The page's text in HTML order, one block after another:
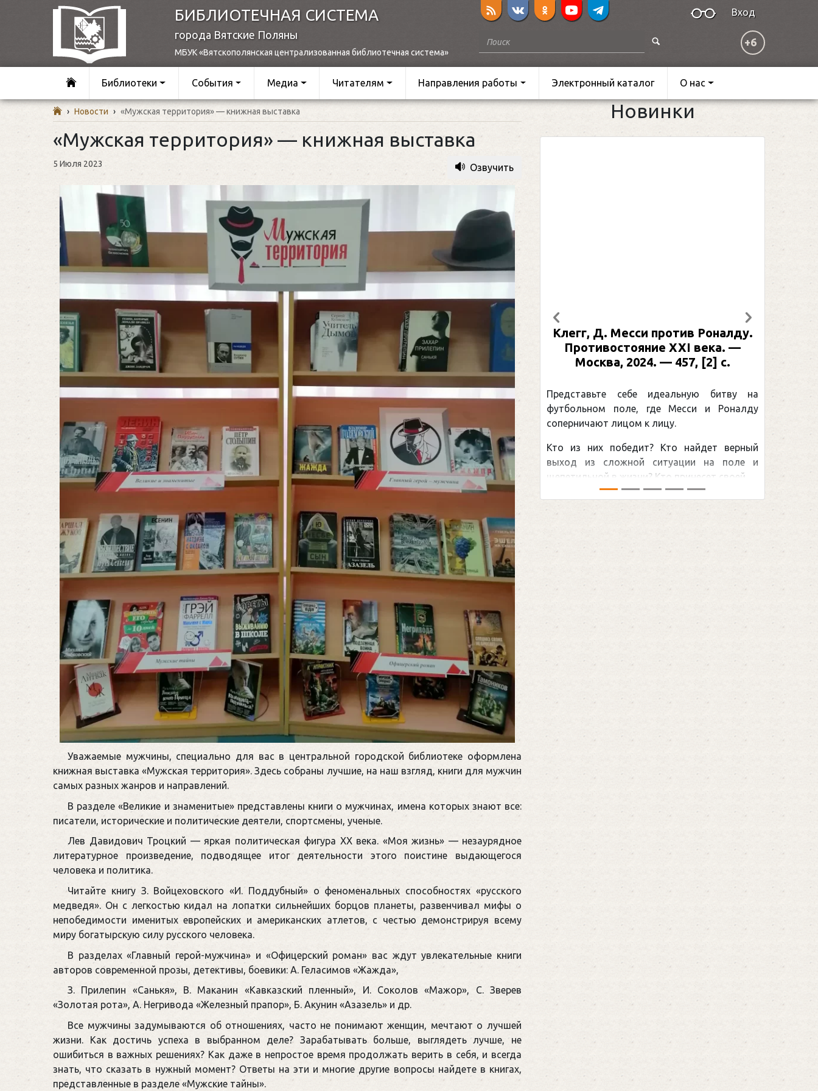
БИБЛИОТЕЧНАЯ СИСТЕМА
города Вятские Поляны
МБУК «Вятскополянская централизованная библиотечная система»
Вход
+6
Библиотеки События Медиа Читателям Направления работы Электронный каталог О нас
› Новости › «Мужская территория» — книжная выставка
«Мужская территория» — книжная выставка
5 Июля 2023 Озвучить
Уважаемые мужчины, специально для вас в центральной городской библиотеке оформлена
книжная выставка «Мужская территория». Здесь собраны лучшие, на наш взгляд, книги для мужчин
самых разных жанров и направлений.
В разделе «Великие и знаменитые» представлены книги о мужчинах, имена которых знают все:
писатели, исторические и политические деятели, спортсмены, ученые.
Лев Давидович Троцкий — яркая политическая фигура ХХ века. «Моя жизнь» — незаурядное
литературное произведение, подводящее итог деятельности этого поистине выдающегося
человека и политика.
Читайте книгу З. Войцеховского «И. Поддубный» о феноменальных способностях «русского
медведя». Он с легкостью кидал на лопатки сильнейших борцов планеты, развенчивал мифы о
непобедимости именитых европейских и американских атлетов, с честью демонстрируя всему
миру богатырскую силу русского человека.
В разделах «Главный герой-мужчина» и «Офицерский роман» вас ждут увлекательные книги
авторов современной прозы, детективы, боевики: А. Геласимов «Жажда»,
З. Прилепин «Санькя», В. Маканин «Кавказский пленный», И. Соколов «Мажор», С. Зверев
«Золотая рота», А. Негривода «Железный прапор», Б. Акунин «Азазель» и др.
Все мужчины задумываются об отношениях, часто не понимают женщин, мечтают о лучшей
жизни. Как достичь успеха в выбранном деле? Зарабатывать больше, выглядеть лучше, не
ошибиться в важных решениях? Как даже в непростое время продолжать верить в себя, и всегда
знать, что сказать в нужный момент? Ответы на эти и многие другие вопросы найдете в книгах,
представленные в разделе «Мужские тайны».
Новинки
Клегг, Д. Месси против Роналду.
Противостояние XXI века. —
Москва, 2024. — 457, [2] с.
Представьте себе идеальную битву на
футбольном поле, где Месси и Роналду
соперничают лицом к лицу.
Кто из них победит? Кто найдет верный
выход из сложной ситуации на поле и
щепетильной в жизни? Кто принесет своей ...
Рабинер, И. Я. Александр
: иллюстрированная биография.
Москва, 2024 (макет 2025). —
Спорт)
снайперским рекордом НХЛ,
принадлежит великому канадцу
Гретцки, — едва ли не самая
хоккейная тема последних лет в
сезоном Национальной хоккейной лиги — ...
Предыдущий Следующий